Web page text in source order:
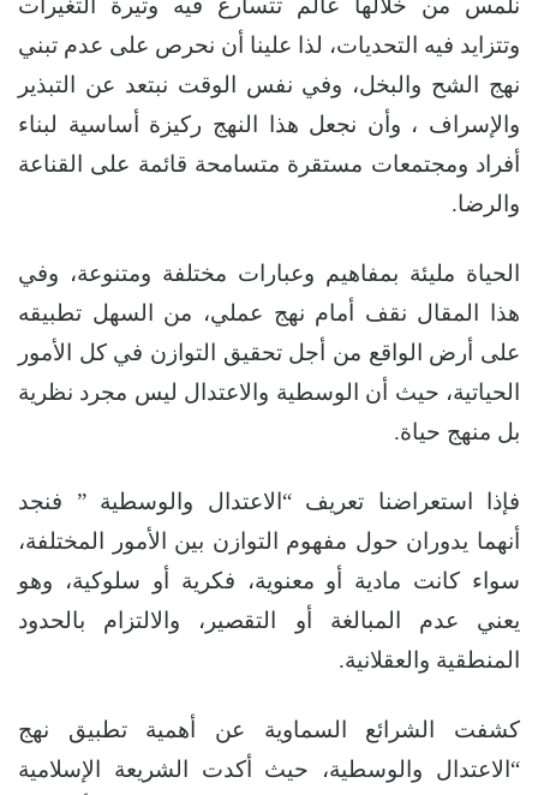
نلمس من خلالها عالم تتسارع فيه وتيرة التغيرات
وتتزايد فيه التحديات، لذا علينا أن نحرص على عدم تبني
نهج الشح والبخل، وفي نفس الوقت نبتعد عن التبذير
والإسراف ، وأن نجعل هذا النهج ركيزة أساسية لبناء
أفراد ومجتمعات مستقرة متسامحة قائمة على القناعة
والرضا.
الحياة مليئة بمفاهيم وعبارات مختلفة ومتنوعة، وفي
هذا المقال نقف أمام نهج عملي، من السهل تطبيقه
على أرض الواقع من أجل تحقيق التوازن في كل الأمور
الحياتية، حيث أن الوسطية والاعتدال ليس مجرد نظرية
بل منهج حياة.
فإذا استعراضنا تعريف “الاعتدال والوسطية ” فنجد
أنهما يدوران حول مفهوم التوازن بين الأمور المختلفة،
سواء كانت مادية أو معنوية، فكرية أو سلوكية، وهو
يعني عدم المبالغة أو التقصير، والالتزام بالحدود
المنطقية والعقلانية.
كشفت الشرائع السماوية عن أهمية تطبيق نهج
“الاعتدال والوسطية، حيث أكدت الشريعة الإسلامية